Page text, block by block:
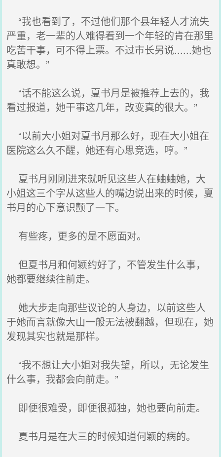
“我也看到了，不过他们那个县年轻人才流失
严重，老一辈的人难得看到一个年轻的肯在那里
吃苦干事，可不得上票。不过市长另说......她也
真敢想。”
“话不能这么说，夏书月是被推荐上去的，我
看过报道，她干事这几年，改变真的很大。”
“以前大小姐对夏书月那么好，现在大小姐在
医院这么久不醒，她还有心思竞选，哼。”
夏书月刚刚进来就听见这些人在蛐蛐她，大
小姐这三个字从这些人的嘴边说出来的时候，夏
书月的心下意识颤了一下。
有些疼，更多的是不愿面对。
但夏书月和何颖约好了，不管发生什么事，
她都要继续往前走。
她大步走向那些议论的人身边，以前这些人
于她而言就像大山一般无法被翻越，但现在，她
发现其实也就是那样。
“我不想让大小姐对我失望，所以，无论发生
什么事，我都会向前走。”
即便很难受，即便很孤独，她也要向前走。
夏书月是在大三的时候知道何颖的病的。